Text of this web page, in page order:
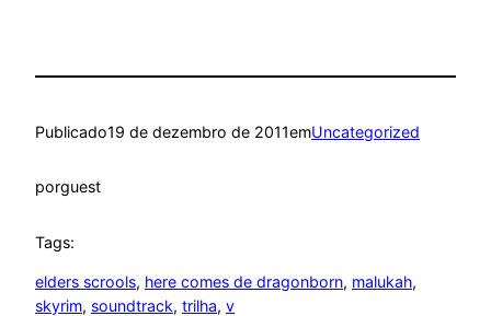
Publicado19 de dezembro de 2011emUncategorized
porguest
Tags:
elders scrools, here comes de dragonborn, malukah
skyrim, soundtrack, trilha, v